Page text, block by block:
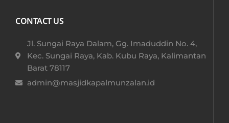
CONTACT US
Jl. Sungai Raya Dalam, Gg. Imaduddin No. 4,
Kec. Sungai Raya, Kab. Kubu Raya, Kalimantan
Barat 78117​
admin@masjidkapalmunzalan.id